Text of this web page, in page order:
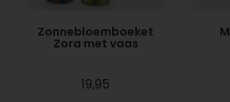
Zonnebloemboeket
Zora met vaas
19,95